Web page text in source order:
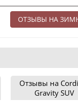
ОТЗЫВЫ НА
Отзывы на
Gravity SUV